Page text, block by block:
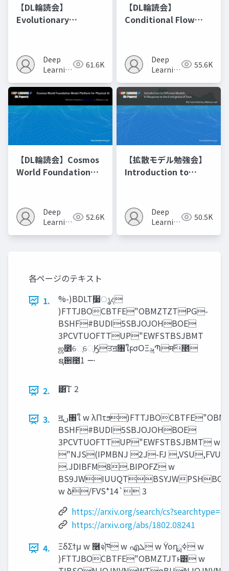
【DL輪読会】
Evolutionary
Recipes モデルマージ
の進化的最適化
Deep
Learning
61.6K
【DL輪読会】
Conditional Flow
Deep
Learning
55.6K
【DL輪読会】Cosmos
World Foundation
Deep
Learning
52.6K
【拡散モデル勉強会】
Introduction to
Deep
Learning
50.5K
各ページのテキスト
1.
%-)BDLT࣮૷ൃද
)FTTJBOCBTFE"OBMZTZTPG-
BSHF#BUDI5SBJOJOHBOE
3PCVTUOFTTUP"EWFSTBSJBMT
ஜ೾େֶେֶӃਤॻ‫ؗ‬৘ใϝσΟΞ‫ڀݚ‬Պम࢜೥
ຊ઒఩࠸ 1
2. ͸͡Ίʹ 2
3.
ॻࢽ৘ใ w λΠτϧ)FTTJBOCBTFE"OBMZTZTPG-
BSHF#BUDI5SBJOJOHBOE
3PCVTUOFTTUP"EWFSTBSJBMT
"NJS(IPMBNJ 2J-FJ
.JDIBFM8.BIPOFZ w
w ձٞ/FVS*14` 3
https://arxiv.org/search/
https://arxiv.org/abs/1802.08241
4.
ΞδΣϯμ w ࿦จ֓ཁ w എ‫ܠ‬ w ϔοηߦྻ w
)FTTJBOCBTFE"OBMZTJTͱ͸ w